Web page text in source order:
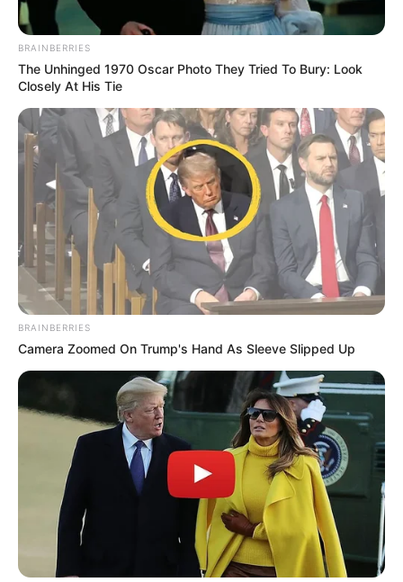
8 Kata Lucu Seputar Malam
Minggu ala Jomblo yang Bikin
Ngenes
10 Desain Kanopi Tempat
Tidur, Serasa Beristirahat di
Kamar Raja
Tampil Lebih Modern, 7 Potret
Hasil Renovasi Rumah Berusia
90 Tahun
BRAINBERRIES
The Unhinged 1970 Oscar Photo They Tried To Bury: Look
Closely At His Tie
BRAINBERRIES
Camera Zoomed On Trump's Hand As Sleeve Slipped Up